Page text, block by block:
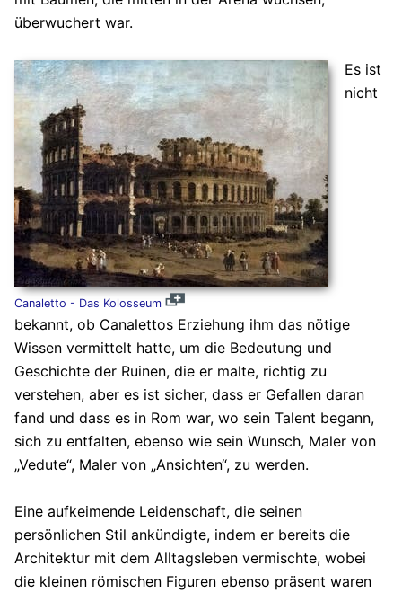
überwuchert war.
Canaletto - Das Kolosseum
Es ist
nicht
bekannt, ob Canalettos Erziehung ihm das nötige
Wissen vermittelt hatte, um die Bedeutung und
Geschichte der Ruinen, die er malte, richtig zu
verstehen, aber es ist sicher, dass er Gefallen daran
fand und dass es in Rom war, wo sein Talent begann,
sich zu entfalten, ebenso wie sein Wunsch, Maler von
„Vedute“, Maler von „Ansichten“, zu werden.
Eine aufkeimende Leidenschaft, die seinen
persönlichen Stil ankündigte, indem er bereits die
Architektur mit dem Alltagsleben vermischte, wobei
die kleinen römischen Figuren ebenso präsent waren